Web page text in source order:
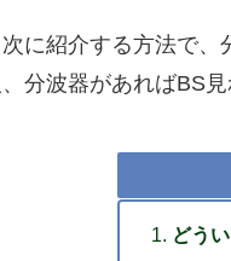
に紹介する方法で、
分波器があればBS
どう